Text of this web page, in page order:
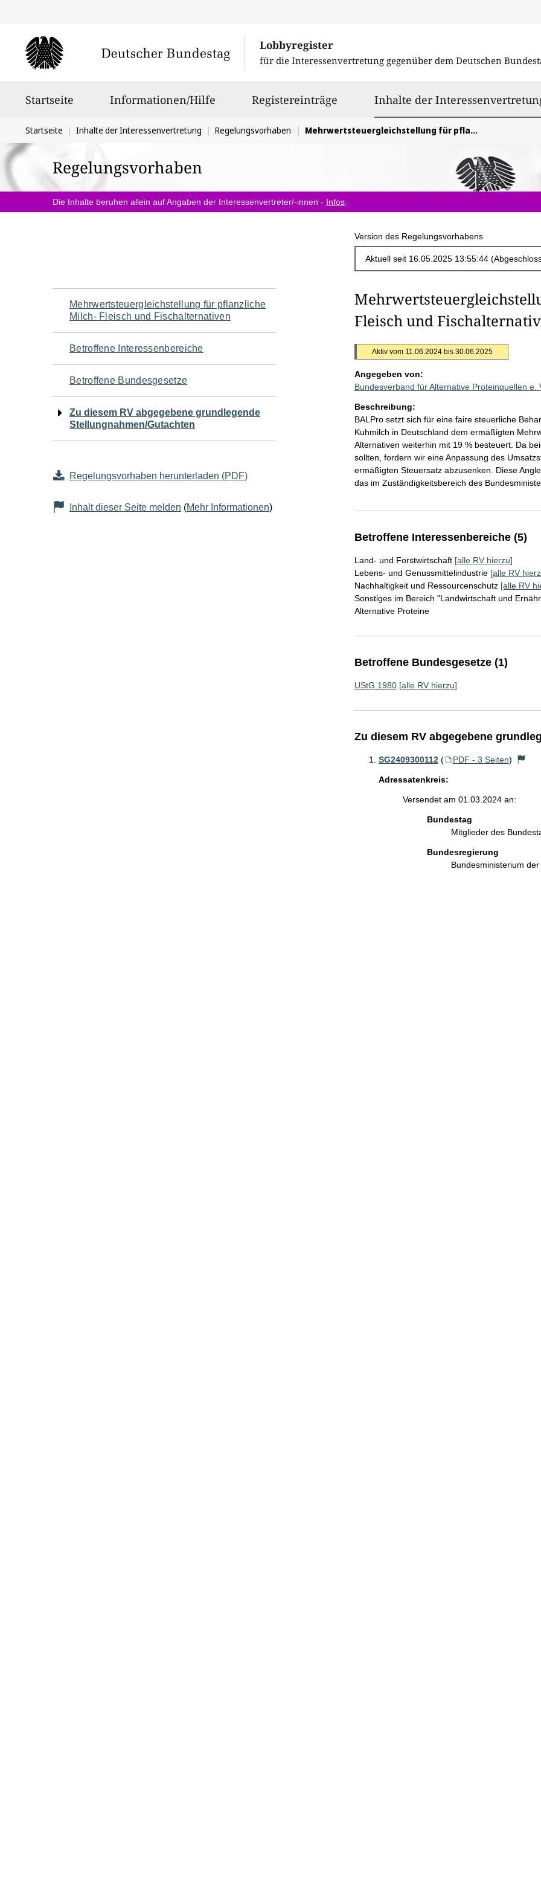
Lobbyregister
für die Interessenvertretung gegenüber dem Deutschen
Startseite Informationen/Hilfe Registereinträge Inhalte der
Sie
befinden
sich
hier:
Startseite Inhalte der Interessenvertretung Regelungsvorhaben Mehrwertsteuergleichstellung für pflanzliche Milch- Fleisch und Fischalternativen
Regelungsvorhaben
Die Inhalte beruhen allein auf Angaben der Interessenvertreter/-innen - Infos
Version des Regelungsvorhabens
Navigation
für
den
Seiteninhalt
Mehrwertsteuergleichstellung für pflanzliche
Milch- Fleisch und Fischalternativen
Betroffene Interessenbereiche
Betroffene Bundesgesetze
Zu diesem RV abgegebene grundlegende
Stellungnahmen/Gutachten
Regelungsvorhaben herunterladen (PDF)
Inhalt dieser Seite melden (Mehr Informationen)
Fleisch und
Aktiv vom 11.06.2024 bis 30.06.2025
Angegeben von:
Bundesverband für Alternative Proteinquellen e.
Beschreibung:
BALPro setzt sich für eine faire steuerliche
Kuhmilch in Deutschland dem ermäßigten
Alternativen weiterhin mit 19 % besteuert. Da
sollten, fordern wir eine Anpassung des
ermäßigten Steuersatz abzusenken. Diese
das im Zuständigkeitsbereich des
Betroffene Interessenbereiche (5)
Land- und Forstwirtschaft [alle RV hierzu]
Lebens- und Genussmittelindustrie [alle RV
Nachhaltigkeit und Ressourcenschutz [alle RV
Sonstiges im Bereich "Landwirtschaft und
Alternative Proteine
Betroffene Bundesgesetze (1)
UStG 1980 [alle RV hierzu]
Zu diesem RV abgegebene
SG2409300112 ( PDF - 3 Seiten)
Adressatenkreis:
Versendet am 01.03.2024 an:
Bundestag
Mitglieder des
Bundesregierung
Bundesministerium